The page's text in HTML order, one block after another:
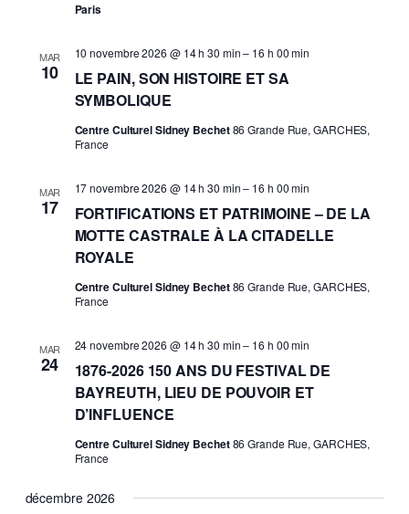
Paris
MAR
10
LE PAIN, SON HISTOIRE ET SA
SYMBOLIQUE
10 novembre 2026 @ 14 h 30 min– 16 h 00 min
Centre Culturel Sidney Bechet86 Grande Rue, GARCHES,
France
MAR
17
FORTIFICATIONS ET PATRIMOINE – DE LA
MOTTE CASTRALE À LA CITADELLE
ROYALE
17 novembre 2026 @ 14 h 30 min– 16 h 00 min
Centre Culturel Sidney Bechet86 Grande Rue, GARCHES,
France
MAR
24
1876-2026 150 ANS DU FESTIVAL DE
BAYREUTH, LIEU DE POUVOIR ET
D’INFLUENCE
24 novembre 2026 @ 14 h 30 min– 16 h 00 min
Centre Culturel Sidney Bechet86 Grande Rue, GARCHES,
France
décembre 2026